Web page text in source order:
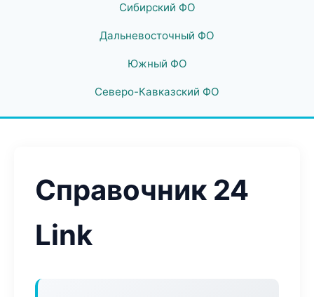
Сибирский ФО
Дальневосточный ФО
Южный ФО
Северо-Кавказский ФО
Справочник 24
Link